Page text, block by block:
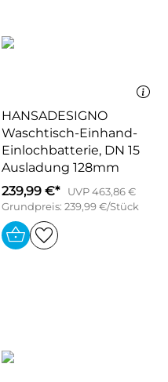
HANSADESIGNO
Waschtisch-Einhand-
Einlochbatterie, DN 15
Ausladung 128mm
239,99 €*
UVP 463,86 €
Grundpreis: 239,99 €/Stück